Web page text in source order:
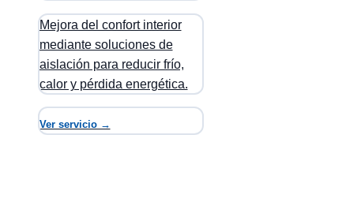
Mejora del confort interior
mediante soluciones de
aislación para reducir frío,
calor y pérdida energética.
Ver servicio →